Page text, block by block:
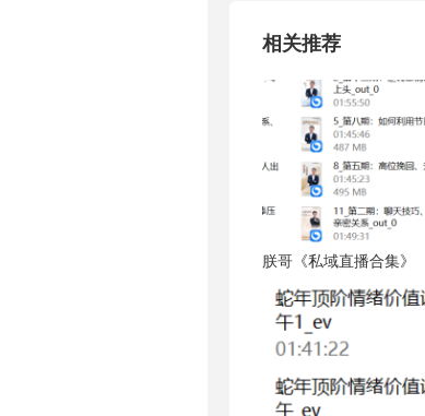
相关推荐
朕哥《私域直播合集》